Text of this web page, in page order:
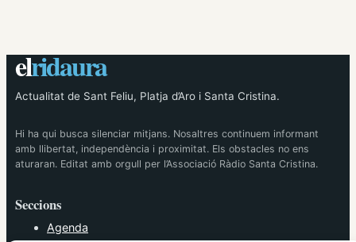
elridaura
Actualitat de Sant Feliu, Platja d’Aro i Santa Cristina.
Hi ha qui busca silenciar mitjans. Nosaltres continuem informant
amb llibertat, independència i proximitat. Els obstacles no ens
aturaran. Editat amb orgull per l’Associació Ràdio Santa Cristina.
Seccions
Agenda